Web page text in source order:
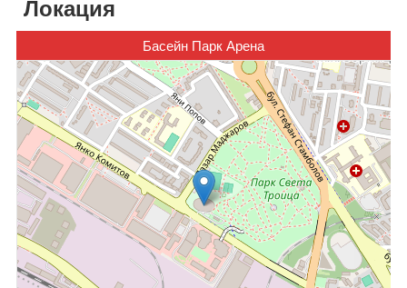
Локация
Басейн Парк Арена